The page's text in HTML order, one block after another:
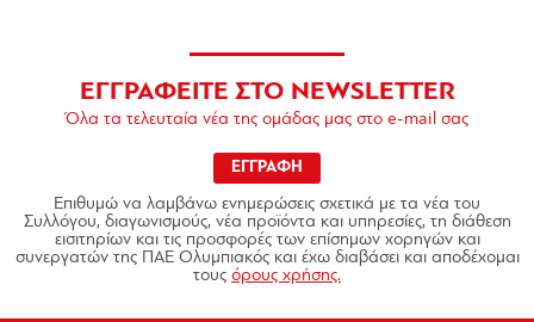
ΕΓΓΡΑΦΕΙΤΕ ΣΤΟ NEWSLETTER
Όλα τα τελευταία νέα της ομάδας μας στο e-mail σας
ΕΓΓΡΑΦΗ
Επιθυμώ να λαμβάνω ενημερώσεις σχετικά με τα νέα του
Συλλόγου, διαγωνισμούς, νέα προϊόντα και υπηρεσίες, τη διάθεση
εισιτηρίων και τις προσφορές των επίσημων χορηγών και
συνεργατών της ΠΑΕ Ολυμπιακός και έχω διαβάσει και αποδέχομαι
τους όρους χρήσης.